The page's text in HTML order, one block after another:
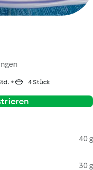
4 Stück
40 g
30 g